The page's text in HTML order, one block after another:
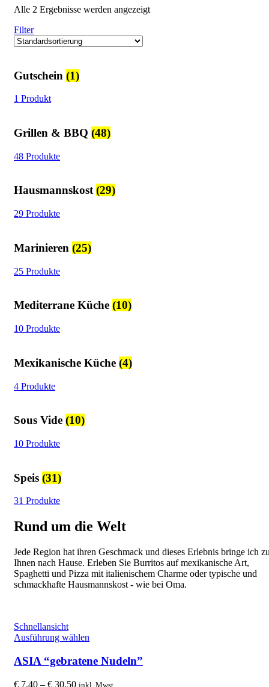
Alle 2 Ergebnisse werden angezeigt
Filter
Gutschein (1)
1 Produkt
Grillen & BBQ (48)
48 Produkte
Hausmannskost(29)
29 Produkte
Marinieren (25)
25 Produkte
Mediterrane Küche (10)
10 Produkte
Mexikanische Küche (4)
4 Produkte
Sous Vide (10)
10 Produkte
Speis (31)
31 Produkte
Rund um die Welt
Jede Region hat ihren Geschmack und dieses Erlebnis bringe ich
Ihnen nach Hause. Erleben Sie Burritos auf mexikanische Art,
Spaghetti und Pizza mit italienischem Charme oder typische und
schmackhafte Hausmannskost - wie bei Oma.
Schnellansicht
Ausführung wählen
weist
mehrere
Varianten
ASIA “gebratene Nudeln”
€ 7,40 – € 30,50Preisspanne:
inkl. Mwst